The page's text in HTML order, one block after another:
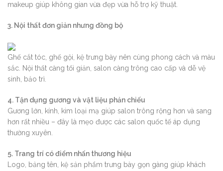
makeup giúp không gian vừa đẹp vừa hỗ trợ kỹ thuật.
3. Nội thất đơn giản nhưng đồng bộ
Ghế cắt tóc, ghế gội, kệ trưng bày nên cùng phong cách và màu
sắc. Nội thất càng tối giản, salon càng trông cao cấp và dễ vệ
sinh, bảo trì.
4. Tận dụng gương và vật liệu phản chiếu
Gương lớn, kính, kim loại mạ giúp salon trông rộng hơn và sang
hơn rất nhiều – đây là mẹo được các salon quốc tế áp dụng
thường xuyên.
5. Trang trí có điểm nhấn thương hiệu
Logo, bảng tên, kệ sản phẩm trưng bày gọn gàng giúp khách